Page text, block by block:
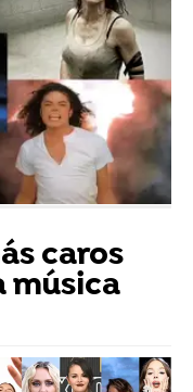
caros
música